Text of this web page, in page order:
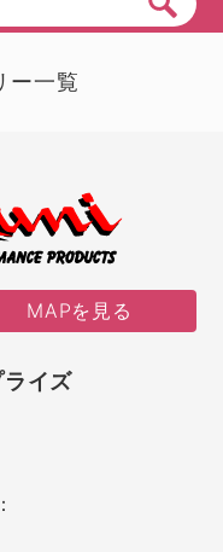
ー一覧
MAPを見る
イズ